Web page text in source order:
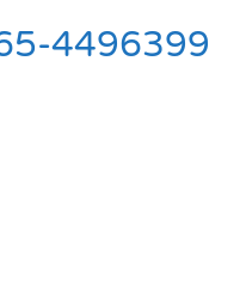
4496399